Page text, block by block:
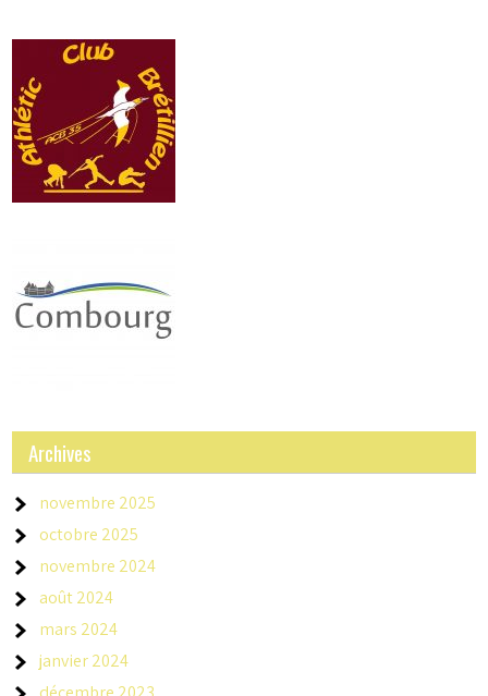
Archives
novembre 2025
octobre 2025
novembre 2024
août 2024
mars 2024
janvier 2024